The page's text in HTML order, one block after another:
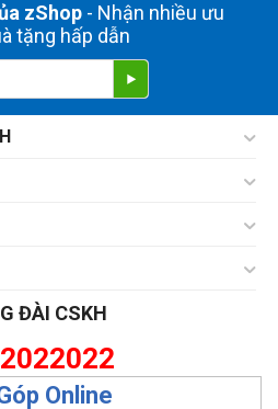
zShop- Nhận nhiều ưu
tặng hấp dẫn
ĐÀI CSKH
Online